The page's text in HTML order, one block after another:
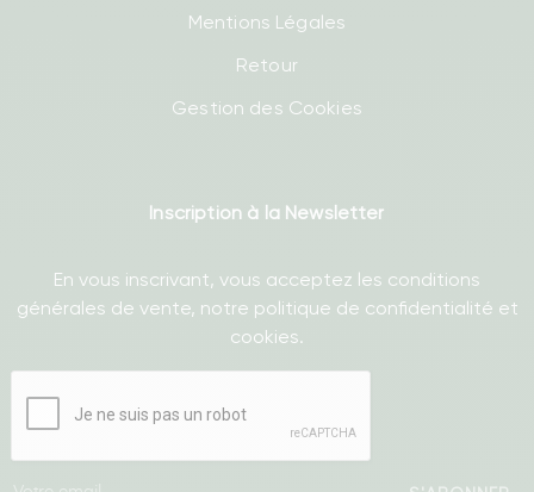
Mentions Légales
Retour
Gestion des Cookies
Inscription à la Newsletter
En vous inscrivant, vous acceptez les conditions
générales de vente, notre politique de confidentialité et
cookies.